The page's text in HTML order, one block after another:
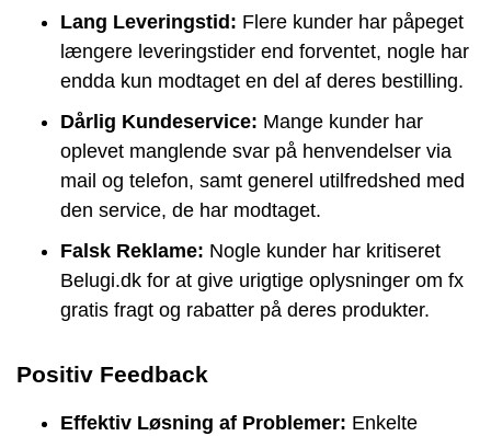
Lang Leveringstid: Flere kunder har påpeget
længere leveringstider end forventet, nogle har
endda kun modtaget en del af deres bestilling.
Dårlig Kundeservice: Mange kunder har
oplevet manglende svar på henvendelser via
mail og telefon, samt generel utilfredshed med
den service, de har modtaget.
Falsk Reklame: Nogle kunder har kritiseret
Belugi.dk for at give urigtige oplysninger om fx
gratis fragt og rabatter på deres produkter.
Positiv Feedback
Effektiv Løsning af Problemer: Enkelte